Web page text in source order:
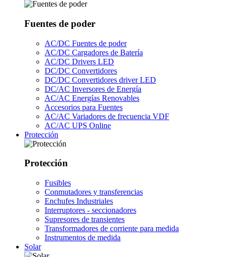
Fuentes de poder
AC/DC Fuentes de poder
AC/DC Cargadores de Batería
AC/DC Drivers LED
DC/DC Convertidores
DC/DC Convertidores driver LED
DC/AC Inversores de Energía
AC/AC Energías Renovables
Accesorios para Fuentes
AC/AC Variadores de frecuencia VDF
AC/AC UPS Online
Protección
Protección
Fusibles
Conmutadores y transferencias
Enchufes Industriales
Interruptores - seccionadores
Supresores de transientes
Transformadores de corriente para medida
Instrumentos de medida
Solar